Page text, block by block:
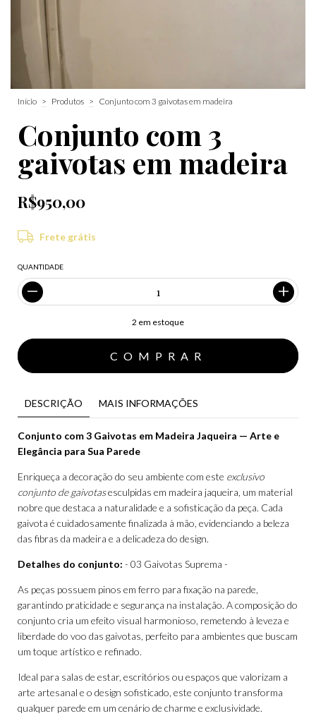
Início > Produtos > Conjunto com 3 gaivotas em madeira
Conjunto com 3
gaivotas em madeira
R$950,00
Frete grátis
QUANTIDADE
2 em estoque
DESCRIÇÃO MAIS INFORMAÇÕES
Conjunto com 3 Gaivotas em Madeira Jaqueira — Arte e
Elegância para Sua Parede
Enriqueça a decoração do seu ambiente com este exclusivo
conjunto de gaivotasesculpidas em madeira jaqueira, um material
nobre que destaca a naturalidade e a sofisticação da peça. Cada
gaivota é cuidadosamente finalizada à mão, evidenciando a beleza
das fibras da madeira e a delicadeza do design.
Detalhes do conjunto: - 03 Gaivotas Suprema -
As peças possuem pinos em ferro para fixação na parede,
garantindo praticidade e segurança na instalação. A composição do
conjunto cria um efeito visual harmonioso, remetendo à leveza e
liberdade do voo das gaivotas, perfeito para ambientes que buscam
um toque artístico e refinado.
Ideal para salas de estar, escritórios ou espaços que valorizam a
arte artesanal e o design sofisticado, este conjunto transforma
qualquer parede em um cenário de charme e exclusividade.